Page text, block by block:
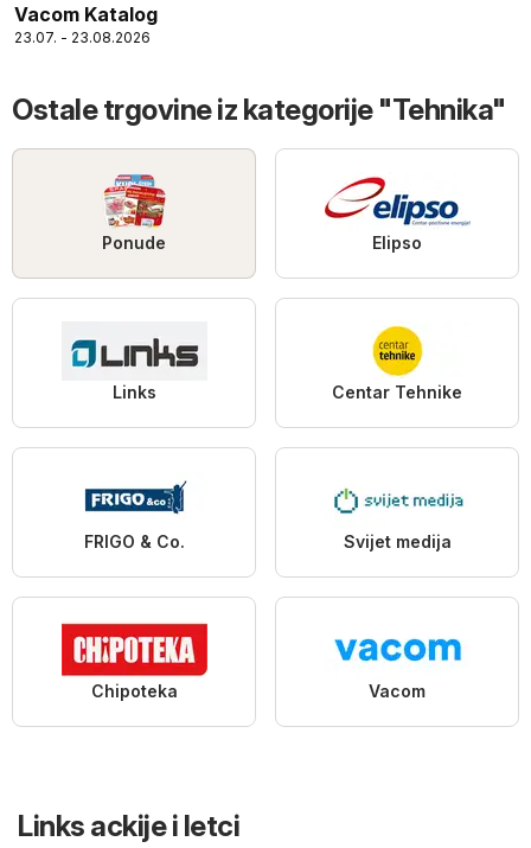
Vacom Katalog
23.07. - 23.08.2026
Ostale trgovine iz kategorije "Tehnika"
Ponude Elipso
Links Centar Tehnike
FRIGO & Co. Svijet medija
Chipoteka Vacom
Links ackije i letci